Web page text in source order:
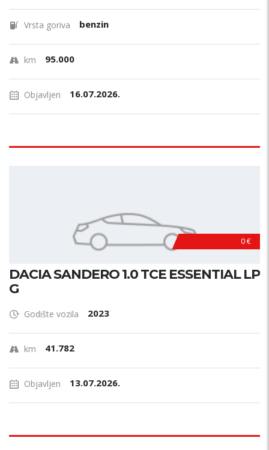
Vrsta goriva benzin
km 95.000
Objavljen 16.07.2026.
0 €
DACIA SANDERO 1.0 TCE ESSENTIAL LP
G
Godište vozila 2023
km 41.782
Objavljen 13.07.2026.